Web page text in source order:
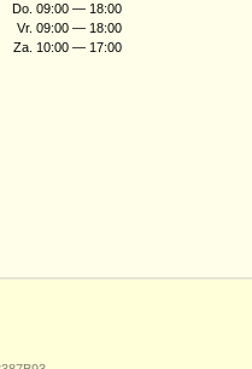
Do. 09:00 — 18:00
Vr. 09:00 — 18:00
Za. 10:00 — 17:00